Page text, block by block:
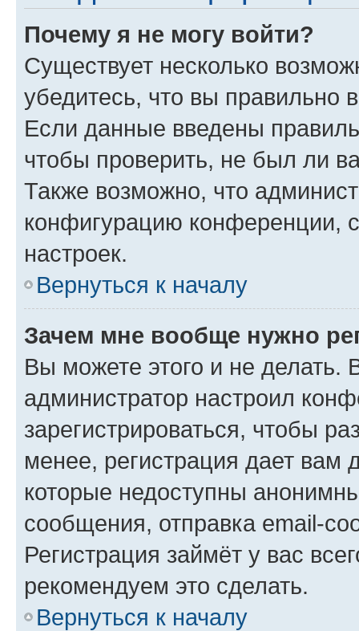
Почему я не могу войти?
Существует несколько
убедитесь, что вы правильно
Если данные введены
чтобы проверить, не был ли
Также возможно, что
конфигурацию конференции,
настроек.
Вернуться к началу
Зачем мне вообще нужно
Вы можете этого и не делать.
администратор настроил
зарегистрироваться, чтобы
менее, регистрация дает вам
которые недоступны
сообщения, отправка email-
Регистрация займёт у вас
рекомендуем это сделать.
Вернуться к началу